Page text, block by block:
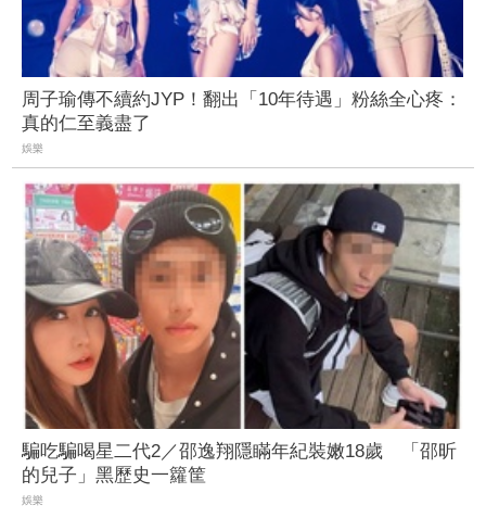
周子瑜傳不續約JYP！翻出「10年待遇」粉絲全心疼：
真的仁至義盡了
娛樂
騙吃騙喝星二代2／邵逸翔隱瞞年紀裝嫩18歲 「邵昕
的兒子」黑歷史一籮筐
娛樂